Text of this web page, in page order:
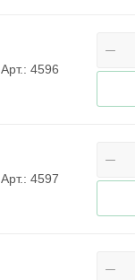
Арт.: 4596
Арт.: 4597